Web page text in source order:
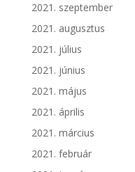
2021. szeptember
2021. augusztus
2021. július
2021. június
2021. május
2021. április
2021. március
2021. február